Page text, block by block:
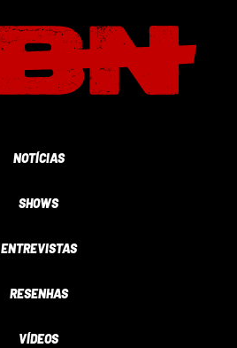
NOTÍCIAS
SHOWS
ENTREVISTAS
RESENHAS
VÍDEOS